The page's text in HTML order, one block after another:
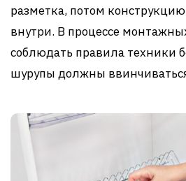
разметка, потом
внутри. В процессе
соблюдать правила техники
шурупы должны